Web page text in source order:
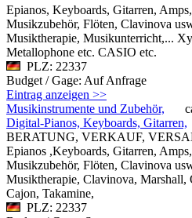
Epianos, Keyboards, Gitarren,
Musikzubehör, Flöten, Clavinova
Musiktherapie, Musikunterricht,...
Metallophone etc. CASIO etc.
PLZ: 22337
Budget / Gage: Auf Anfrage
Eintrag anzeigen >>
Musikinstrumente und Zubehör,
Digital-Pianos, Keyboards, Gitarren,
BERATUNG, VERKAUF,
Epianos ,Keyboards, Gitarren,
Musikzubehör, Flöten, Clavinova
Musiktherapie, Clavinova, Marshall,
Cajon, Takamine,
PLZ: 22337